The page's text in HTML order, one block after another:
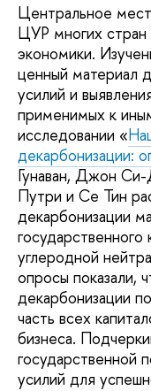
Центральное
ЦУР многих стран
экономики.
ценный материал
усилий и
применимых к
исследовании «
декарбонизации:
Гунаван, Джон
Путри и Се Тин
декарбонизации
углеродной
опросы показали,
декарбонизации
часть всех
бизнеса.
государственной
усилий для